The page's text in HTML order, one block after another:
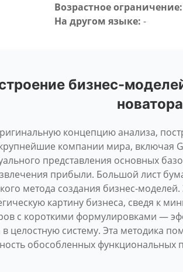
Возрастное ограничение:
На другом языке: -
бизнес-
концепцию анализа,
компании мира, включая
представления основных
прибыли. Большой лист
метода создания бизнес-
картину бизнеса, сведя к
с короткими формулировками —
целостную систему. Эта методика
обособленных